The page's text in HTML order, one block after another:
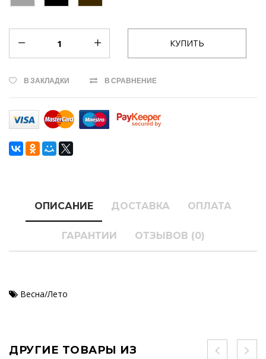
В ЗАКЛАДКИ В СРАВНЕНИЕ
ОПИСАНИЕ ДОСТАВКА ОПЛАТА
ГАРАНТИИ ОТЗЫВОВ (0)
Весна/Лето
ДРУГИЕ ТОВАРЫ ИЗ